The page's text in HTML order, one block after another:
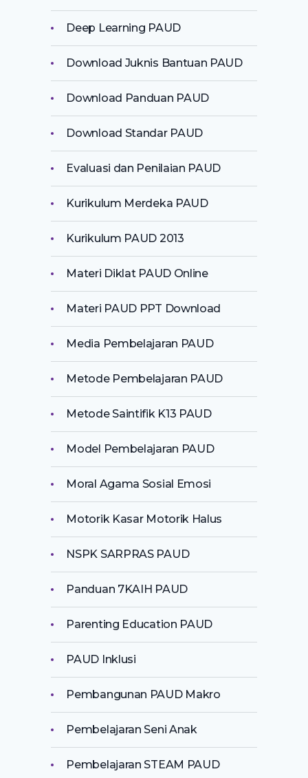
Deep Learning PAUD
Download Juknis Bantuan PAUD
Download Panduan PAUD
Download Standar PAUD
Evaluasi dan Penilaian PAUD
Kurikulum Merdeka PAUD
Kurikulum PAUD 2013
Materi Diklat PAUD Online
Materi PAUD PPT Download
Media Pembelajaran PAUD
Metode Pembelajaran PAUD
Metode Saintifik K13 PAUD
Model Pembelajaran PAUD
Moral Agama Sosial Emosi
Motorik Kasar Motorik Halus
NSPK SARPRAS PAUD
Panduan 7KAIH PAUD
Parenting Education PAUD
PAUD Inklusi
Pembangunan PAUD Makro
Pembelajaran Seni Anak
Pembelajaran STEAM PAUD